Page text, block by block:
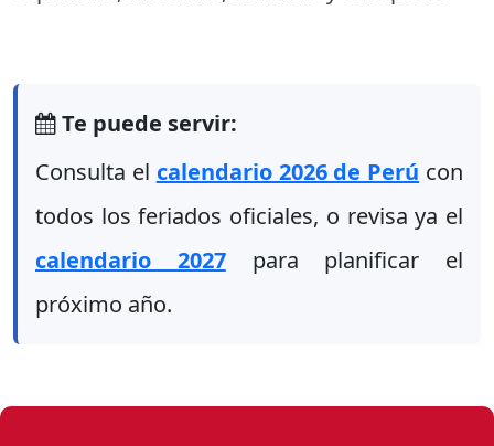
Te puede servir:
Consulta el calendario 2026 de Perú con
todos los feriados oficiales, o revisa ya el
calendario 2027para planificar el
próximo año.